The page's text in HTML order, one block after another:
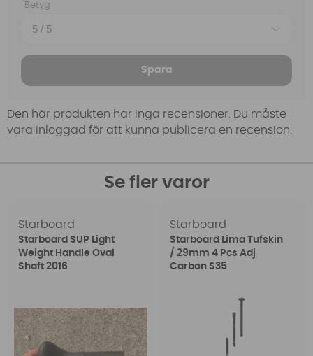
Betyg
Spara
Den här produkten har inga recensioner. Du måste
vara inloggad för att kunna publicera en recension.
Se fler varor
Starboard
Starboard SUP Light
Weight Handle Oval
Shaft 2016
Starboard
Starboard Lima Tufskin
/ 29mm 4 Pcs Adj
Carbon S35